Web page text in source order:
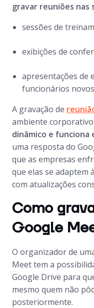
gravar reuniões nas
sessões de
exibições de
apresentações de
funcionários
A gravação de
ambiente
dinâmico e funciona
uma resposta do
que as empresas
que elas se adaptem
com atualizações
Como
Google
O organizador de
Meet tem a
Google Drive para
mesmo quem não
posteriormente.